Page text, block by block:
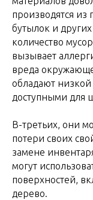
производятся из
бутылок и других
количество
вызывает
вреда
обладают низкой
доступными для
В-третьих, они
потери своих
замене
могут
поверхностей,
дерево.